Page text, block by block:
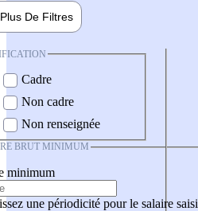
Plus De Filtres
Cadre
Non cadre
Non renseignée
BRUT MINIMUM
minimum
une périodicité pour le salaire saisi